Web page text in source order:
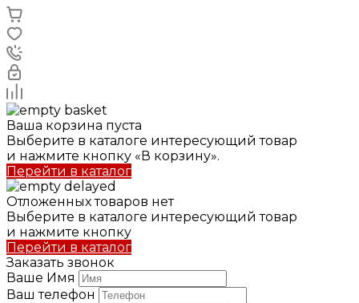
Ваша корзина пуста
Выберите в каталоге интересующий товар
и нажмите кнопку «В корзину».
Перейти в каталог
Отложенных товаров нет
Выберите в каталоге интересующий товар
и нажмите кнопку
Перейти в каталог
Заказать звонок
Ваше Имя
Ваш телефон